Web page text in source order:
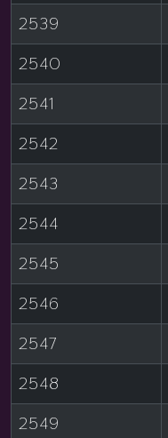
2539
2540
2541
2542
2543
2544
2545
2546
2547
2548
2549